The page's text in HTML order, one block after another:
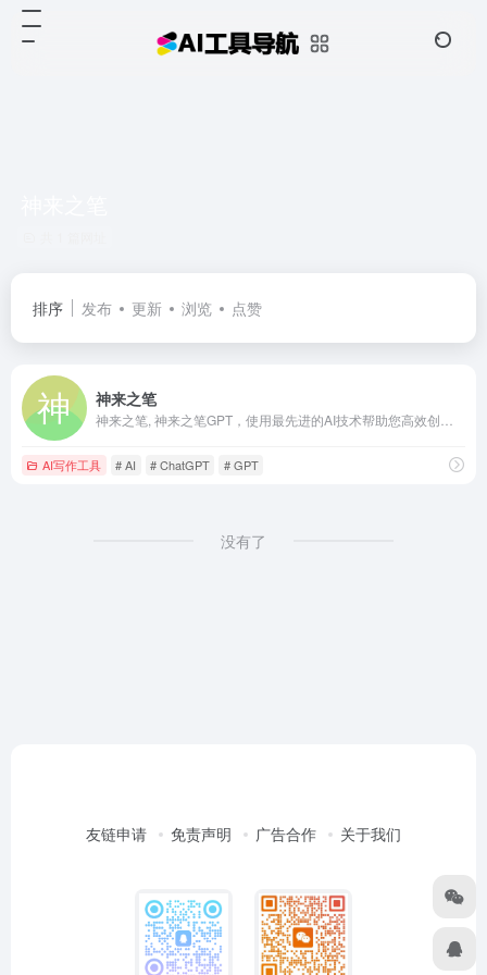
排序 发布 更新 浏览 点赞
神来之笔
AI写作工具 # AI # ChatGPT # GPT
没有了
友链申请 免责声明 广告合作 关于我们